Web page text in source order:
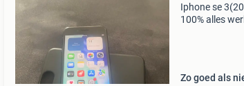
Iphone se
100% alles
Zo goed als